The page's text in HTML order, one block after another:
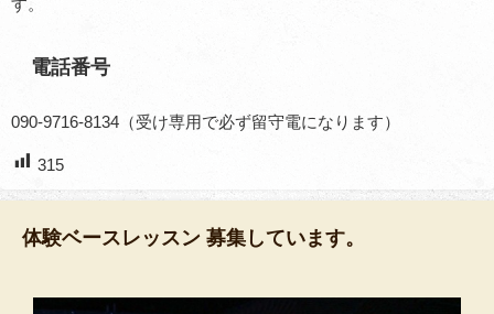
す。
電話番号
090-9716-8134（受け専用で必ず留守電になります）
315
体験ベースレッスン 募集しています。